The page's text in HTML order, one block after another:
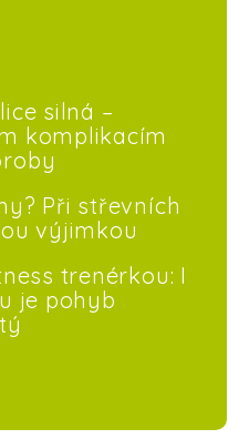
silná –
komplikacím
Při střevních
výjimkou
trenérkou: I
je pohyb